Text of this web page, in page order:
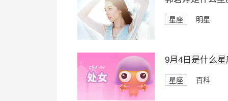
星座 明星
9月4日是什么星
星座 百科